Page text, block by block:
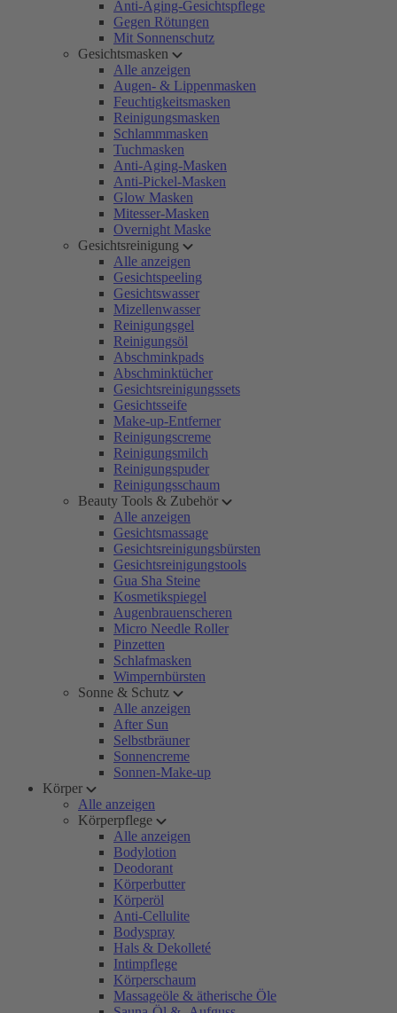
Anti-Aging-Gesichtspflege
Gegen Rötungen
Mit Sonnenschutz
Gesichtsmasken
Alle anzeigen
Augen- & Lippenmasken
Feuchtigkeitsmasken
Reinigungsmasken
Schlammmasken
Tuchmasken
Anti-Aging-Masken
Anti-Pickel-Masken
Glow Masken
Mitesser-Masken
Overnight Maske
Gesichtsreinigung
Alle anzeigen
Gesichtspeeling
Gesichtswasser
Mizellenwasser
Reinigungsgel
Reinigungsöl
Abschminkpads
Abschminktücher
Gesichtsreinigungssets
Gesichtsseife
Make-up-Entferner
Reinigungscreme
Reinigungsmilch
Reinigungspuder
Reinigungsschaum
Beauty Tools & Zubehör
Alle anzeigen
Gesichtsmassage
Gesichtsreinigungsbürsten
Gesichtsreinigungstools
Gua Sha Steine
Kosmetikspiegel
Augenbrauenscheren
Micro Needle Roller
Pinzetten
Schlafmasken
Wimpernbürsten
Sonne & Schutz
Alle anzeigen
After Sun
Selbstbräuner
Sonnencreme
Sonnen-Make-up
Körper
Alle anzeigen
Körperpflege
Alle anzeigen
Bodylotion
Deodorant
Körperbutter
Körperöl
Anti-Cellulite
Bodyspray
Hals & Dekolleté
Intimpflege
Körperschaum
Massageöle & ätherische Öle